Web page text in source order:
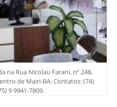
na Rua Nicolau Farani, nº 248,
de Mairi-BA. Contatos: (74)
9 9941-7809.